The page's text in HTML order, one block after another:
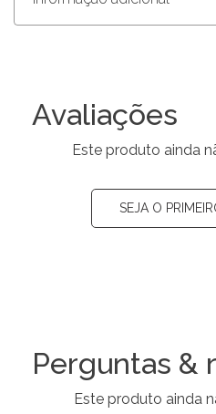
Avaliações
Este produto ainda
SEJA O
Perguntas &
Este produto ainda